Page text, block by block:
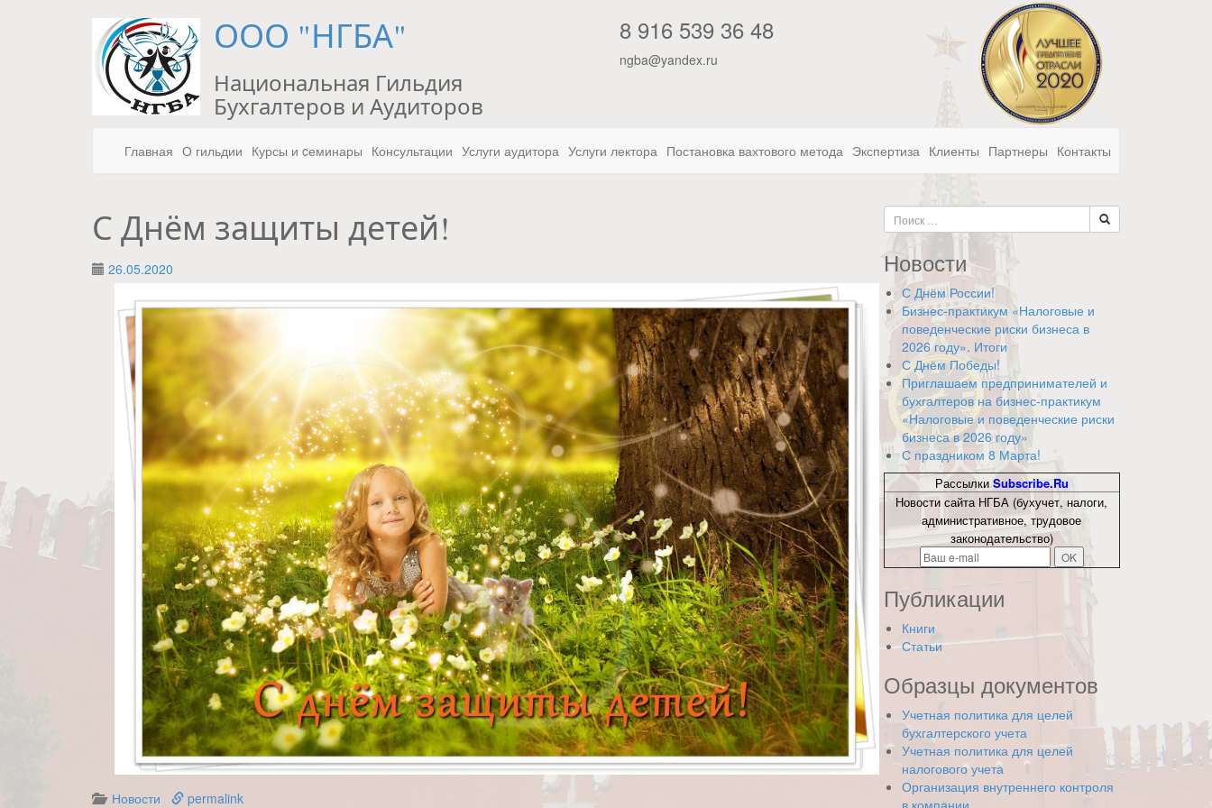
ООО "НГБА"
Национальная Гильдия
Бухгалтеров и Аудиторов
8 916 539 36 48
ngba@yandex.ru
Главная О гильдии Курсы и cеминары Консультации Услуги аудитора Услуги лектора Постановка вахтового метода Экспертиза Клиенты Партнеры Контакты
С Днём защиты детей!
26.05.2020
Новости permalink
Новости
С Днём России!
Бизнес-практикум «Налоговые и
поведенческие риски бизнеса в
2026 году». Итоги
С Днём Победы!
Приглашаем предпринимателей и
бухгалтеров на бизнес-практикум
«Налоговые и поведенческие риски
бизнеса в 2026 году»
С праздником 8 Марта!
РассылкиSubscribe.Ru
Новости сайта НГБА (бухучет, налоги,
административное, трудовое
законодательство)
Публикации
Книги
Статьи
Образцы документов
Учетная политика для целей
бухгалтерского учета
Учетная политика для целей
налогового учета
Организация внутреннего контроля
в компании